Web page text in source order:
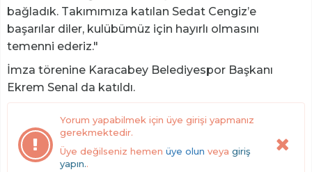
bağladık. Takımımıza katılan Sedat Cengiz’e
başarılar diler, kulübümüz için hayırlı olmasını
temenni ederiz."
İmza törenine Karacabey Belediyespor Başkanı
Ekrem Senal da katıldı.
Yorum yapabilmek için üye girişi yapmanız
gerekmektedir.
Üye değilseniz hemen üye olun veya giriş
yapın..